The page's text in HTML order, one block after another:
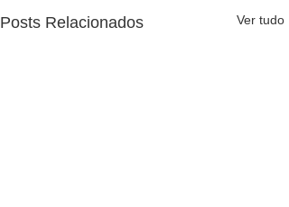
Posts Relacionados Ver tudo